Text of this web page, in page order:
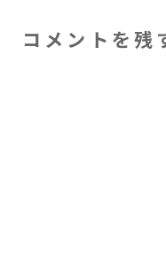
コメントを残